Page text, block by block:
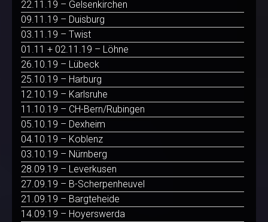
22.11.19 – Gelsenkirchen
09.11.19 – Duisburg
03.11.19 – Twist
01.11 + 02.11.19 – Löhne
26.10.19 – Lübeck
25.10.19 – Harburg
12.10.19 – Karlsruhe
11.10.19 – CH-Bern/Rubingen
05.10.19 – Dexheim
04.10.19 – Koblenz
03.10.19 – Nürnberg
28.09.19 – Leverkusen
27.09.19 – B-Scherpenheuvel
21.09.19 – Bargteheide
14.09.19 – Hoyerswerda